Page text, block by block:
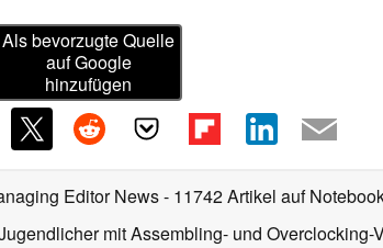
Als bevorzugte Quelle
auf Google
hinzufügen
Editor News- 11742 Artikel auf
mit Assembling- und